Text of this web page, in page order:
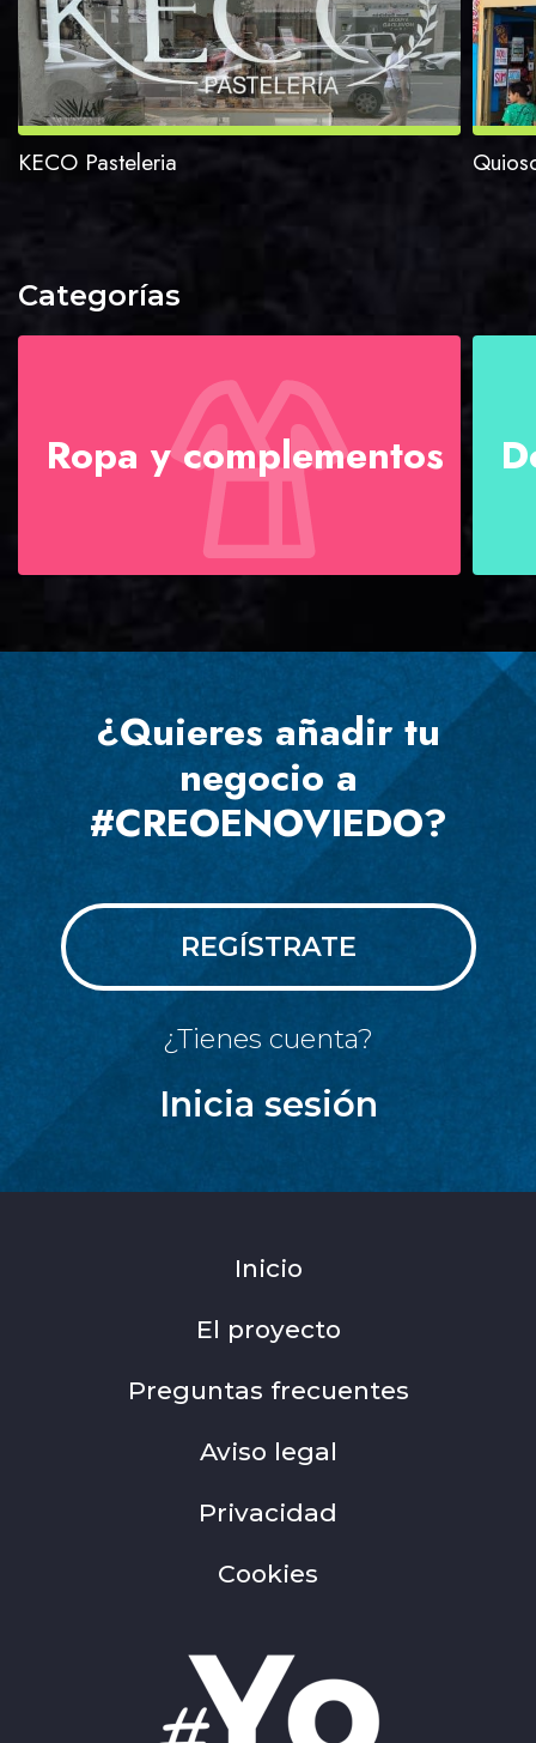
KECO Pasteleria
Categorías
Ropa y complementos
¿Quieres añadir tu
negocio a
#CREOENOVIEDO?
REGÍSTRATE
¿Tienes cuenta?
Inicia sesión
Inicio
El proyecto
Preguntas frecuentes
Aviso legal
Privacidad
Cookies